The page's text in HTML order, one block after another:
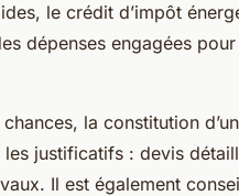
le crédit d’impôt
dépenses engagées
la constitution
les justificatifs : devis
Il est également